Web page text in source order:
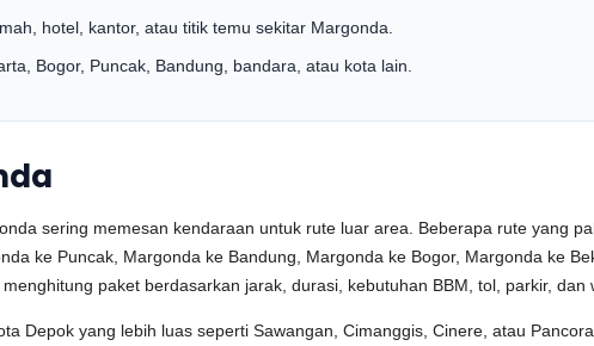
hotel, kantor, atau titik temu sekitar Margonda.
Bogor, Puncak, Bandung, bandara, atau kota lain.
sering memesan kendaraan untuk rute luar area. Beberapa rute yang
ke Puncak, Margonda ke Bandung, Margonda ke Bogor, Margonda ke
paket berdasarkan jarak, durasi, kebutuhan BBM, tol, parkir, dan
Depok yang lebih luas seperti Sawangan, Cimanggis, Cinere, atau